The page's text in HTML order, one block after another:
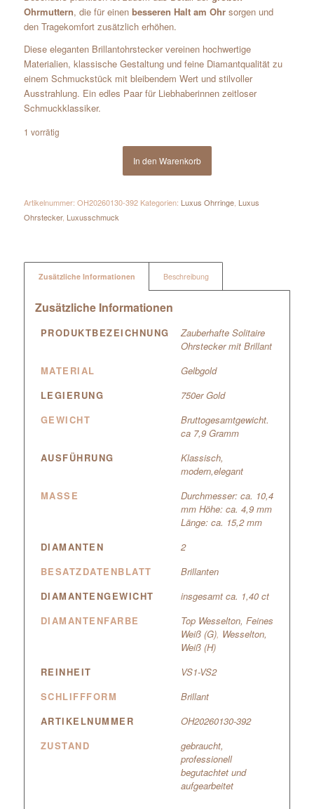
Ohrmuttern, die für einen besseren Halt am Ohrsorgen und
den Tragekomfort zusätzlich erhöhen.
Diese eleganten Brillantohrstecker vereinen hochwertige
Materialien, klassische Gestaltung und feine Diamantqualität zu
einem Schmuckstück mit bleibendem Wert und stilvoller
Ausstrahlung. Ein edles Paar für Liebhaberinnen zeitloser
Schmuckklassiker.
1 vorrätig
In den Warenkorb
Artikelnummer: OH20260130-392 Kategorien: Luxus Ohrringe, Luxus
Ohrstecker, Luxusschmuck
Zusätzliche Informationen Beschreibung
Zusätzliche Informationen
PRODUKTBEZEICHNUNG
Zauberhafte Solitaire
Ohrstecker mit Brillant
MATERIAL
Gelbgold
LEGIERUNG
750er Gold
GEWICHT
Bruttogesamtgewicht.
ca 7,9 Gramm
AUSFÜHRUNG
Klassisch,
modern,elegant
MASSE
Durchmesser: ca. 10,4
mm Höhe: ca. 4,9 mm
Länge: ca. 15,2 mm
DIAMANTEN
2
BESATZDATENBLATT
Brillanten
DIAMANTENGEWICHT
insgesamt ca. 1,40 ct
DIAMANTENFARBE
Top Wesselton, Feines
Weiß (G), Wesselton,
Weiß (H)
REINHEIT
VS1-VS2
SCHLIFFFORM
Brillant
ARTIKELNUMMER
OH20260130-392
ZUSTAND
gebraucht,
professionell
begutachtet und
aufgearbeitet